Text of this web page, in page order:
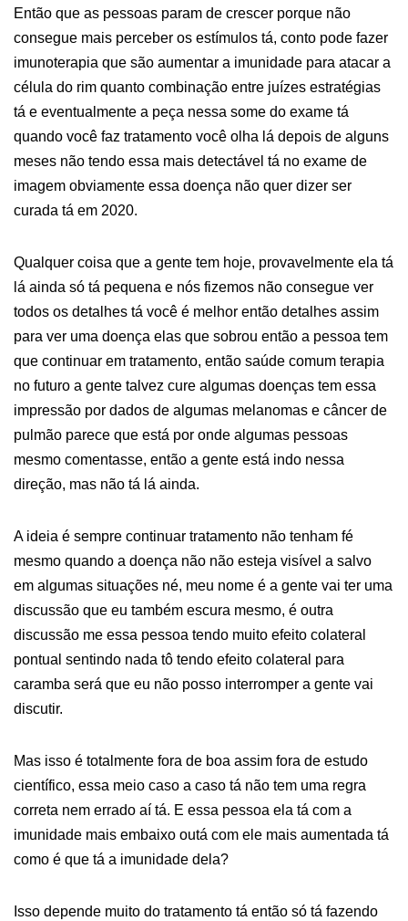
Então que as pessoas param de crescer porque não
consegue mais perceber os estímulos tá, conto pode fazer
imunoterapia que são aumentar a imunidade para atacar a
célula do rim quanto combinação entre juízes estratégias
tá e eventualmente a peça nessa some do exame tá
quando você faz tratamento você olha lá depois de alguns
meses não tendo essa mais detectável tá no exame de
imagem obviamente essa doença não quer dizer ser
curada tá em 2020.
Qualquer coisa que a gente tem hoje, provavelmente ela tá
lá ainda só tá pequena e nós fizemos não consegue ver
todos os detalhes tá você é melhor então detalhes assim
para ver uma doença elas que sobrou então a pessoa tem
que continuar em tratamento, então saúde comum terapia
no futuro a gente talvez cure algumas doenças tem essa
impressão por dados de algumas melanomas e câncer de
pulmão parece que está por onde algumas pessoas
mesmo comentasse, então a gente está indo nessa
direção, mas não tá lá ainda.
A ideia é sempre continuar tratamento não tenham fé
mesmo quando a doença não não esteja visível a salvo
em algumas situações né, meu nome é a gente vai ter uma
discussão que eu também escura mesmo, é outra
discussão me essa pessoa tendo muito efeito colateral
pontual sentindo nada tô tendo efeito colateral para
caramba será que eu não posso interromper a gente vai
discutir.
Mas isso é totalmente fora de boa assim fora de estudo
científico, essa meio caso a caso tá não tem uma regra
correta nem errado aí tá. E essa pessoa ela tá com a
imunidade mais embaixo outá com ele mais aumentada tá
como é que tá a imunidade dela?
Isso depende muito do tratamento tá então só tá fazendo